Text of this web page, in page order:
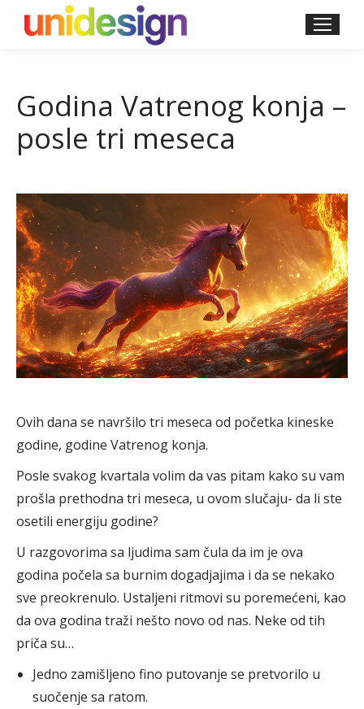
Godina Vatrenog konja –
posle tri meseca
Ovih dana se navršilo tri meseca od početka kineske
godine, godine Vatrenog konja.
Posle svakog kvartala volim da vas pitam kako su vam
prošla prethodna tri meseca, u ovom slučaju- da li ste
osetili energiju godine?
U razgovorima sa ljudima sam čula da im je ova
godina počela sa burnim dogadjajima i da se nekako
sve preokrenulo. Ustaljeni ritmovi su poremećeni, kao
da ova godina traži nešto novo od nas. Neke od tih
priča su…
Jedno zamišljeno fino putovanje se pretvorilo u
suočenje sa ratom.